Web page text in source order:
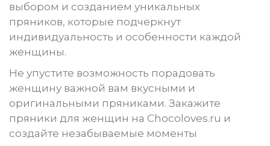
выбором и созданием уникальных
пряников, которые подчеркнут
индивидуальность и особенности каждой
женщины.
Не упустите возможность порадовать
женщину важной вам вкусными и
оригинальными пряниками. Закажите
пряники для женщин на Chocoloves.ru и
создайте незабываемые моменты